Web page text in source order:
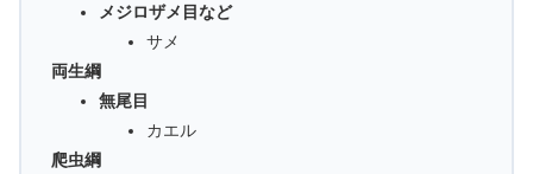
メジロザメ目など
サメ
両生綱
無尾目
カエル
爬虫綱